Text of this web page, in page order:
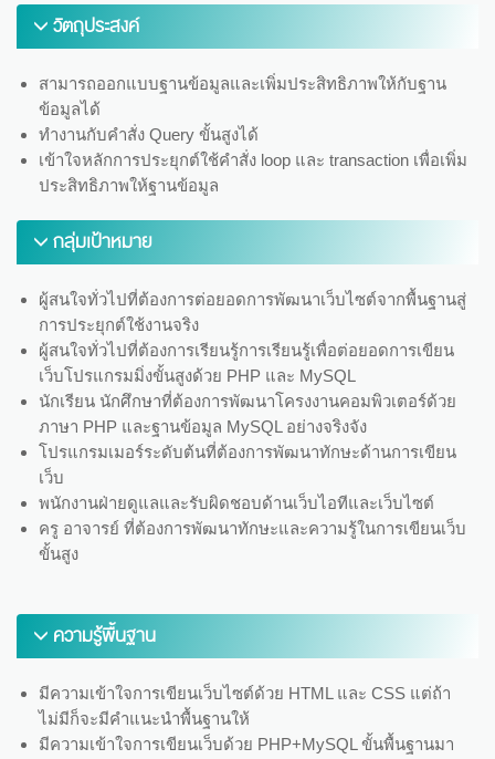
วัตถุประสงค์
สามารถออกแบบฐานข้อมูลและเพิ่มประสิทธิภาพให้กับฐาน
ข้อมูลได้
ทำงานกับคำสั่ง Query ขั้นสูงได้
เข้าใจหลักการประยุกต์ใช้คำสั่ง loop และ transaction เพื่อเพิ่ม
ประสิทธิภาพให้ฐานข้อมูล
กลุ่มเป้าหมาย
ผู้สนใจทั่วไปที่ต้องการต่อยอดการพัฒนาเว็บไซต์จากพื้นฐานสู่
การประยุกต์ใช้งานจริง
ผู้สนใจทั่วไปที่ต้องการเรียนรู้การเรียนรู้เพื่อต่อยอดการเขียน
เว็บโปรแกรมมิ่งขั้นสูงด้วย PHP และ MySQL
นักเรียน นักศึกษาที่ต้องการพัฒนาโครงงานคอมพิวเตอร์ด้วย
ภาษา PHP และฐานข้อมูล MySQL อย่างจริงจัง
โปรแกรมเมอร์ระดับต้นที่ต้องการพัฒนาทักษะด้านการเขียน
เว็บ
พนักงานฝ่ายดูแลและรับผิดชอบด้านเว็บไอทีและเว็บไซต์
ครู อาจารย์ ที่ต้องการพัฒนาทักษะและความรู้ในการเขียนเว็บ
ขั้นสูง
ความรู้พื้นฐาน
มีความเข้าใจการเขียนเว็บไซต์ด้วย HTML และ CSS แต่ถ้า
ไม่มีก็จะมีคำแนะนำพื้นฐานให้
มีความเข้าใจการเขียนเว็บด้วย PHP+MySQL ขั้นพื้นฐานมา